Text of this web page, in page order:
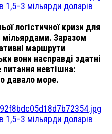
1,5–3 мільярди доларів
логістичної кризи для
мільярдами. Заразом
маршрути
вони насправді здатні
питання невтішна:
давало море.
1,5–3 мільярди доларів